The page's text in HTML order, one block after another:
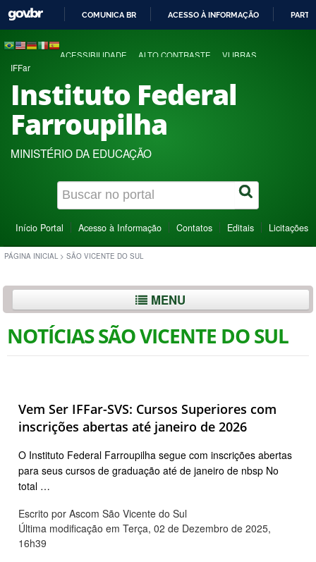
COMUNICA BR ACESSO À INFORMAÇÃO
ACESSIBILIDADE ALTO CONTRASTE VLIBRAS
IFFar
Instituto Federal
Farroupilha
MINISTÉRIO DA EDUCAÇÃO
Início Portal Acesso à Informação Contatos Editais Licitações
PÁGINA INICIAL > SÃO VICENTE DO SUL
MENU
NOTÍCIAS SÃO VICENTE DO SUL
Vem Ser IFFar-SVS: Cursos Superiores com
inscrições abertas até janeiro de 2026
O Instituto Federal Farroupilha segue com inscrições abertas
para seus cursos de graduação até de janeiro de nbsp No
total …
Escrito por Ascom São Vicente do Sul
Última modificação em Terça, 02 de Dezembro de 2025,
16h39